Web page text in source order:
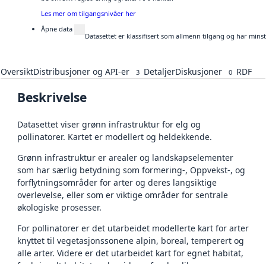
Les mer om tilgangsnivåer her
Åpne data
Datasettet er klassifisert som allmenn tilgang og har
OversiktDistribusjoner og API-er 3 DetaljerDiskusjoner 0 RDF
Beskrivelse
Datasettet viser grønn infrastruktur for elg og
pollinatorer. Kartet er modellert og heldekkende.
Grønn infrastruktur er arealer og landskapselementer
som har særlig betydning som formering-, Oppvekst-, og
forflytningsområder for arter og deres langsiktige
overlevelse, eller som er viktige områder for sentrale
økologiske prosesser.
For pollinatorer er det utarbeidet modellerte kart for arter
knyttet til vegetasjonssonene alpin, boreal, temperert og
alle arter. Videre er det utarbeidet kart for egnet habitat,